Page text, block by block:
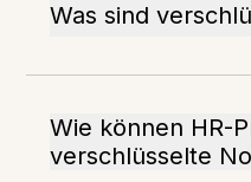
Was sind
Wie können HR-
verschlüsselte